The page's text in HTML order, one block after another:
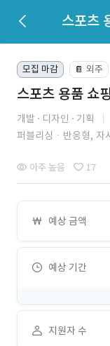
스포츠
모집 마감 📔 외주
스포츠 용품 쇼
개발 디자인 기획
퍼블리싱ㆍ반응형, 자
아주 높음 17
예상 금액
예상 기간
지원자 수